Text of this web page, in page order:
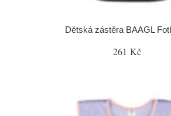
Dětská zástěra BAAGL
261 Kč